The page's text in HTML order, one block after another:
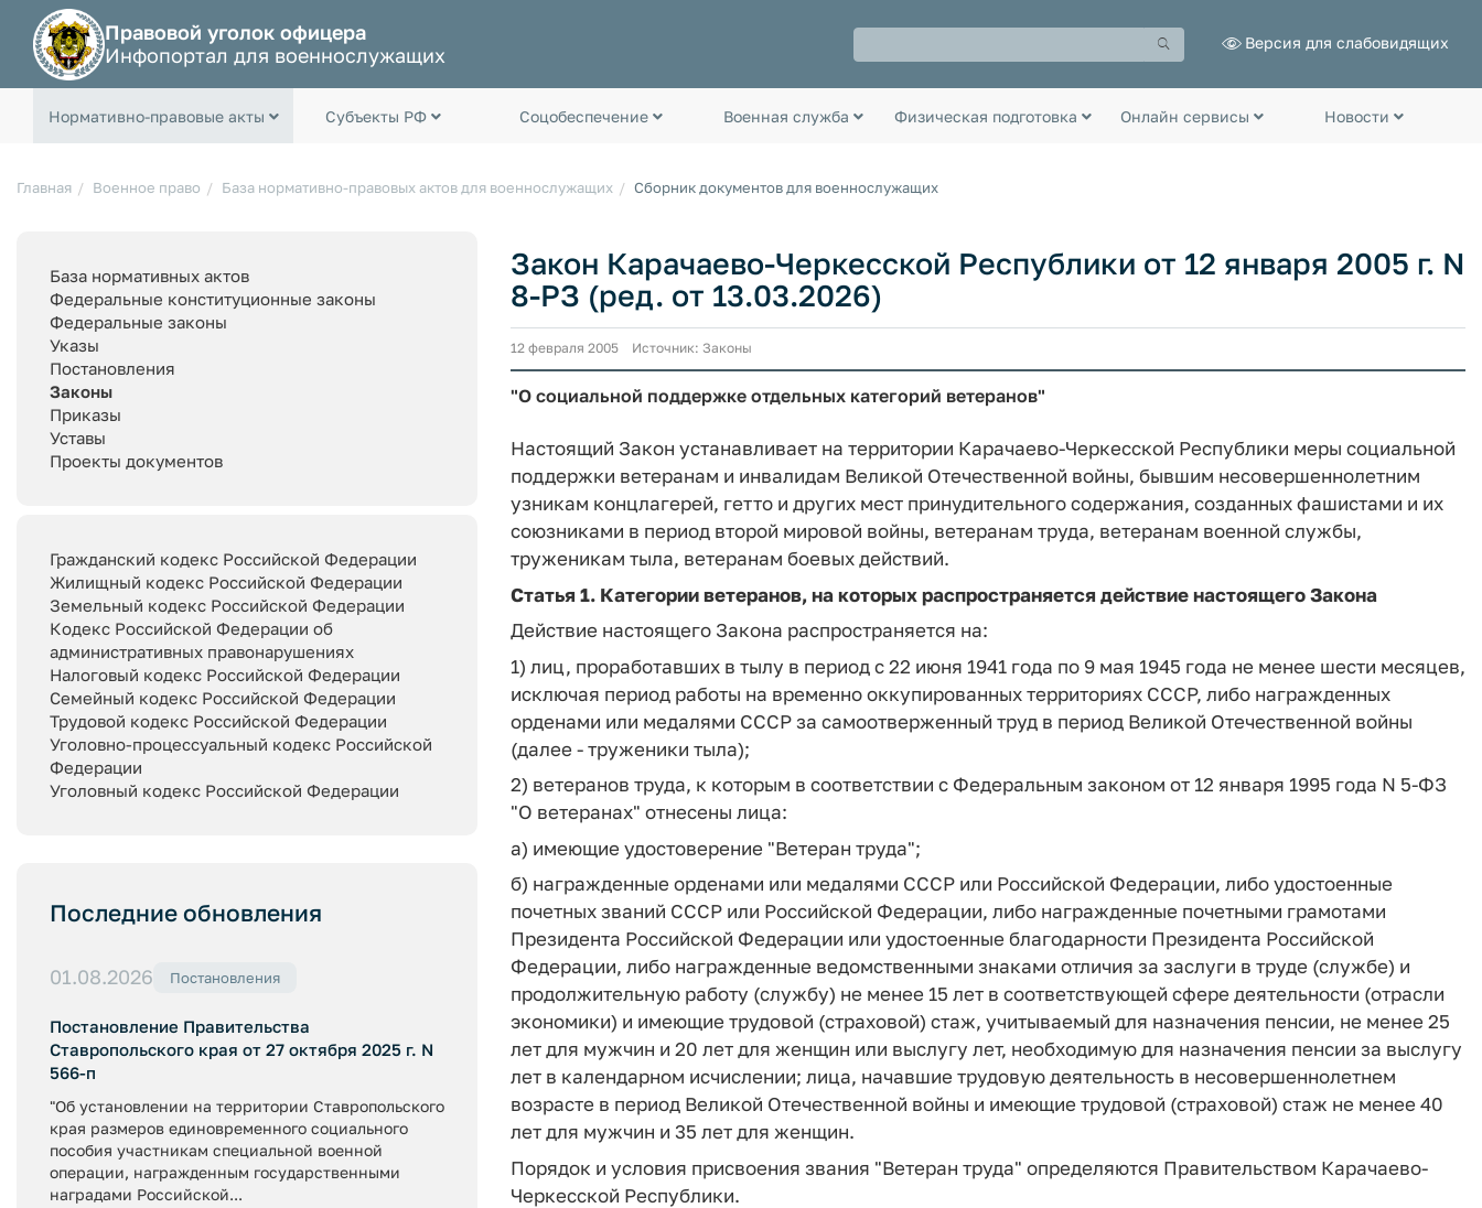
Правовой уголок офицера
Инфопортал для военнослужащих
Версия для слабовидящих
Нормативно-правовые акты Субъекты РФ Соцобеспечение Военная служба Физическая подготовка Онлайн сервисы Новости
Главная Военное право База нормативно-правовых актов для военнослужащих Сборник документов для военнослужащих
База нормативных актов
Федеральные конституционные законы
Федеральные законы
Указы
Постановления
Законы
Приказы
Уставы
Проекты документов
Гражданский кодекс Российской Федерации
Жилищный кодекс Российской Федерации
Земельный кодекс Российской Федерации
Кодекс Российской Федерации об
административных правонарушениях
Налоговый кодекс Российской Федерации
Семейный кодекс Российской Федерации
Трудовой кодекс Российской Федерации
Уголовно-процессуальный кодекс Российской
Федерации
Уголовный кодекс Российской Федерации
Последние обновления
01.08.2026 Постановления
Постановление Правительства
Ставропольского края от 27 октября 2025 г. N
566-п
"Об установлении на территории Ставропольского
края размеров единовременного социального
пособия участникам специальной военной
операции, награжденным государственными
наградами Российской...
Закон Карачаево-Черкесской Республики от 12 января 2005 г. N
8-РЗ (ред. от 13.03.2026)
12 февраля 2005 Источник: Законы
"О социальной поддержке отдельных категорий ветеранов"
Настоящий Закон устанавливает на территории Карачаево-Черкесской Республики меры социальной
поддержки ветеранам и инвалидам Великой Отечественной войны, бывшим несовершеннолетним
узникам концлагерей, гетто и других мест принудительного содержания, созданных фашистами и их
союзниками в период второй мировой войны, ветеранам труда, ветеранам военной службы,
труженикам тыла, ветеранам боевых действий.
Статья 1. Категории ветеранов, на которых распространяется действие настоящего Закона
Действие настоящего Закона распространяется на:
1) лиц, проработавших в тылу в период с 22 июня 1941 года по 9 мая 1945 года не менее шести месяцев,
исключая период работы на временно оккупированных территориях СССР, либо награжденных
орденами или медалями СССР за самоотверженный труд в период Великой Отечественной войны
(далее - труженики тыла);
2) ветеранов труда, к которым в соответствии с Федеральным законом от 12 января 1995 года N 5-ФЗ
"О ветеранах" отнесены лица:
а) имеющие удостоверение "Ветеран труда";
б) награжденные орденами или медалями СССР или Российской Федерации, либо удостоенные
почетных званий СССР или Российской Федерации, либо награжденные почетными грамотами
Президента Российской Федерации или удостоенные благодарности Президента Российской
Федерации, либо награжденные ведомственными знаками отличия за заслуги в труде (службе) и
продолжительную работу (службу) не менее 15 лет в соответствующей сфере деятельности (отрасли
экономики) и имеющие трудовой (страховой) стаж, учитываемый для назначения пенсии, не менее 25
лет для мужчин и 20 лет для женщин или выслугу лет, необходимую для назначения пенсии за выслугу
лет в календарном исчислении; лица, начавшие трудовую деятельность в несовершеннолетнем
возрасте в период Великой Отечественной войны и имеющие трудовой (страховой) стаж не менее 40
лет для мужчин и 35 лет для женщин.
Порядок и условия присвоения звания "Ветеран труда" определяются Правительством Карачаево-
Черкесской Республики.